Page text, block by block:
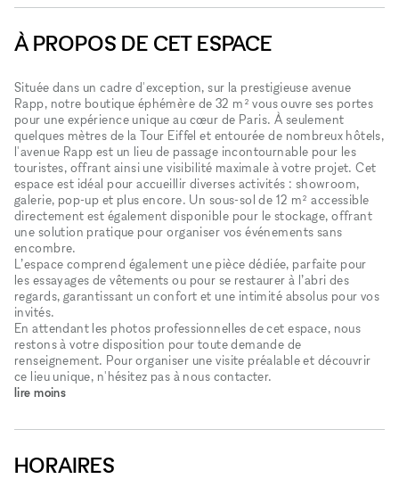
À PROPOS DE CET ESPACE
Située dans un cadre d'exception, sur la prestigieuse avenue
Rapp, notre boutique éphémère de 32 m² vous ouvre ses portes
pour une expérience unique au cœur de Paris. À seulement
quelques mètres de la Tour Eiffel et entourée de nombreux hôtels,
l'avenue Rapp est un lieu de passage incontournable pour les
touristes, offrant ainsi une visibilité maximale à votre projet. Cet
espace est idéal pour accueillir diverses activités : showroom,
galerie, pop-up et plus encore. Un sous-sol de 12 m² accessible
directement est également disponible pour le stockage, offrant
une solution pratique pour organiser vos événements sans
encombre.
L’espace comprend également une pièce dédiée, parfaite pour
les essayages de vêtements ou pour se restaurer à l’abri des
regards, garantissant un confort et une intimité absolus pour vos
invités.
En attendant les photos professionnelles de cet espace, nous
restons à votre disposition pour toute demande de
renseignement. Pour organiser une visite préalable et découvrir
ce lieu unique, n'hésitez pas à nous contacter.
lire moins
HORAIRES